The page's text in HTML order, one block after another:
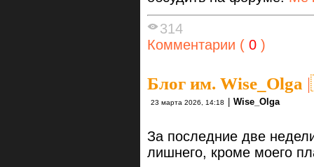
314
Комментарии ( 0 )
Блог им. Wise_Olga |
23 марта 2026, 14:18 | Wise_Olga
За последние две
лишнего, кроме моего